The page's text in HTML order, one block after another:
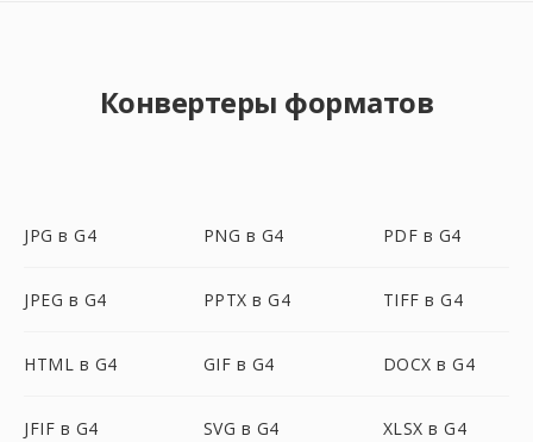
Конвертеры форматов
JPG в G4 PNG в G4 PDF в G4
JPEG в G4 PPTX в G4 TIFF в G4
HTML в G4 GIF в G4 DOCX в G4
JFIF в G4 SVG в G4 XLSX в G4